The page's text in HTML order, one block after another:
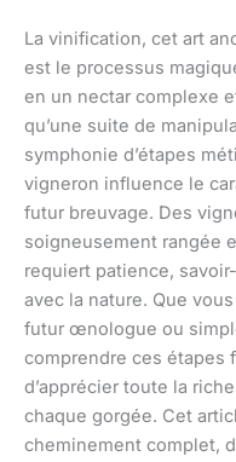
La vinification, cet art
est le processus
en un nectar complexe
qu’une suite de
symphonie d’étapes
vigneron influence le
futur breuvage. Des
soigneusement rangée
requiert patience,
avec la nature. Que
futur œnologue ou
comprendre ces étapes
d’apprécier toute la
chaque gorgée. Cet
cheminement complet,